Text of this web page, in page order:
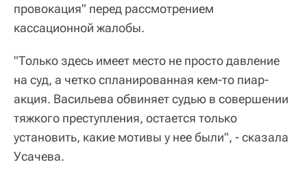
провокация" перед рассмотрением
кассационной жалобы.
"Только здесь имеет место не просто давление
на суд, а четко спланированная кем-то пиар-
акция. Васильева обвиняет судью в совершении
тяжкого преступления, остается только
установить, какие мотивы у нее были", - сказала
Усачева.